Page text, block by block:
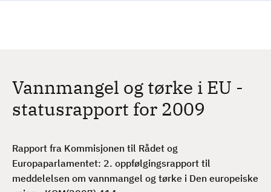
Vannmangel og tørke i EU -
statusrapport for 2009
Rapport fra Kommisjonen til Rådet og
Europaparlamentet: 2. oppfølgingsrapport til
meddelelsen om vannmangel og tørke i Den europeiske